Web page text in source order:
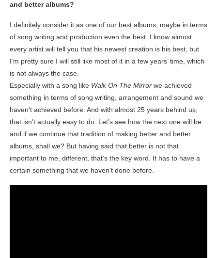
and better albums?
I definitely consider it as one of our best albums, maybe in terms
of song writing and production even the best. I know almost
every artist will tell you that his newest creation is his best, but
I’m pretty sure I will still like most of it in a few years’ time, which
is not always the case.
Especially with a song like Walk On The Mirror we achieved
something in terms of song writing, arrangement and sound we
haven’t achieved before. And with almost 25 years behind us,
that isn’t actually easy to do. Let’s see how the next one will be
and if we continue that tradition of making better and better
albums, shall we? But having said that better is not that
important to me, different, that’s the key word. It has to have a
certain something that we haven’t done before.